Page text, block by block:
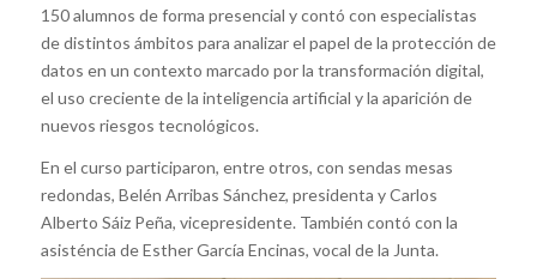
150 alumnos de forma presencial y contó con especialistas
de distintos ámbitos para analizar el papel de la protección de
datos en un contexto marcado por la transformación digital,
el uso creciente de la inteligencia artificial y la aparición de
nuevos riesgos tecnológicos.
En el curso participaron, entre otros, con sendas mesas
redondas, Belén Arribas Sánchez, presidenta y Carlos
Alberto Sáiz Peña, vicepresidente. También contó con la
asisténcia de Esther García Encinas, vocal de la Junta.